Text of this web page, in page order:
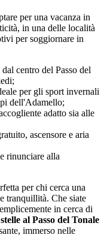
per una vacanza in
in una delle località
per soggiornare in
centro del Passo del
per gli sport invernali
dell'Adamello;
adatto sia alle
ascensore e aria
rinunciare alla
per chi cerca una
tranquillità. Che siate
in cerca di
al Passo del Tonale
immerso nelle